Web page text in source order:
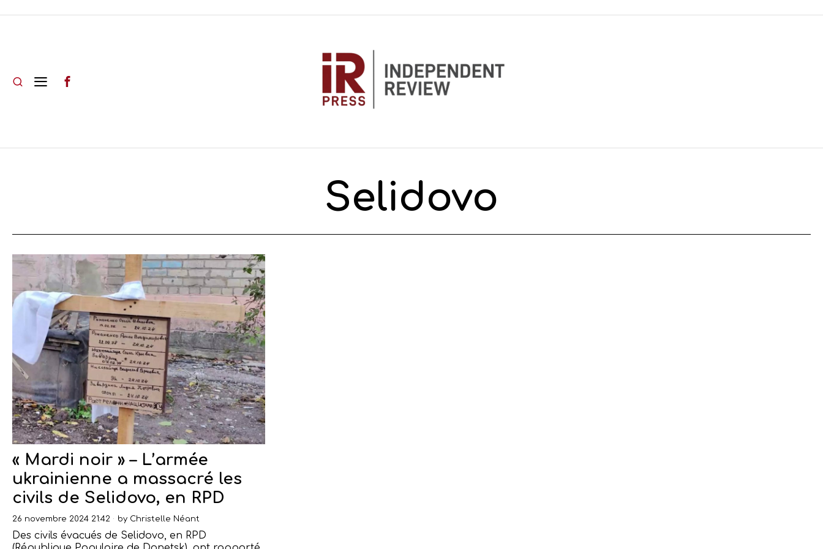
Selidovo
« Mardi noir » – L’armée
ukrainienne a massacré les
civils de Selidovo, en RPD
26 novembre 2024 21:42 by Christelle Néant
Des civils évacués de Selidovo, en RPD